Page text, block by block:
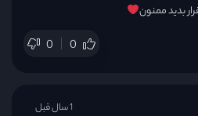
بدید ممنون
0 0
1 سال قبل